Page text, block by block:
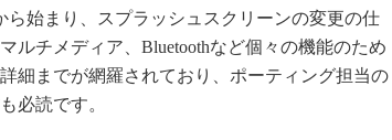
始まり、スプラッシュスクリーンの変更の仕
ルチメディア、Bluetoothなど個々の機能のため
細までが網羅されており、ポーティング担当の
必読です。